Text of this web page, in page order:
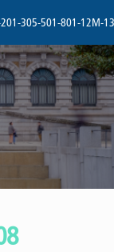
305-501-801-12M-13M